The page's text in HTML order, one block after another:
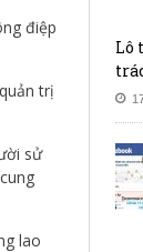
điệp
trị
sử
lao
Lô
17